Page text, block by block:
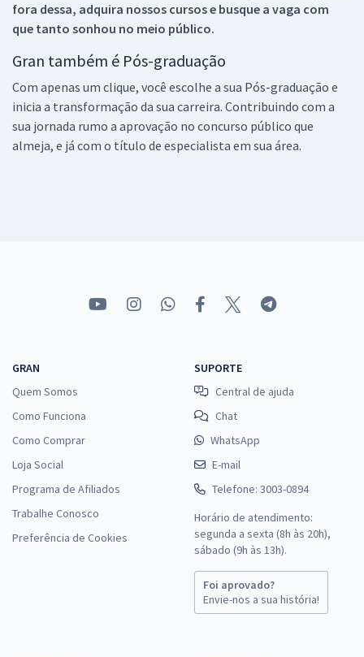
fora dessa, adquira nossos cursos e busque a vaga com
que tanto sonhou no meio público.
Gran também é Pós-graduação
Com apenas um clique, você escolhe a sua Pós-graduação e
inicia a transformação da sua carreira. Contribuindo com a
sua jornada rumo a aprovação no concurso público que
almeja, e já com o título de especialista em sua área.
GRAN
Quem Somos
Como Funciona
Como Comprar
Loja Social
Programa de Afiliados
Trabalhe Conosco
Preferência de Cookies
SUPORTE
Central de ajuda
Chat
WhatsApp
E-mail
Telefone: 3003-0894
Horário de atendimento:
segunda a sexta (8h às 20h),
sábado (9h às 13h).
Foi aprovado?
Envie-nos a sua história!